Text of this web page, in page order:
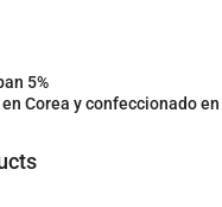
5%
Corea y confeccionado